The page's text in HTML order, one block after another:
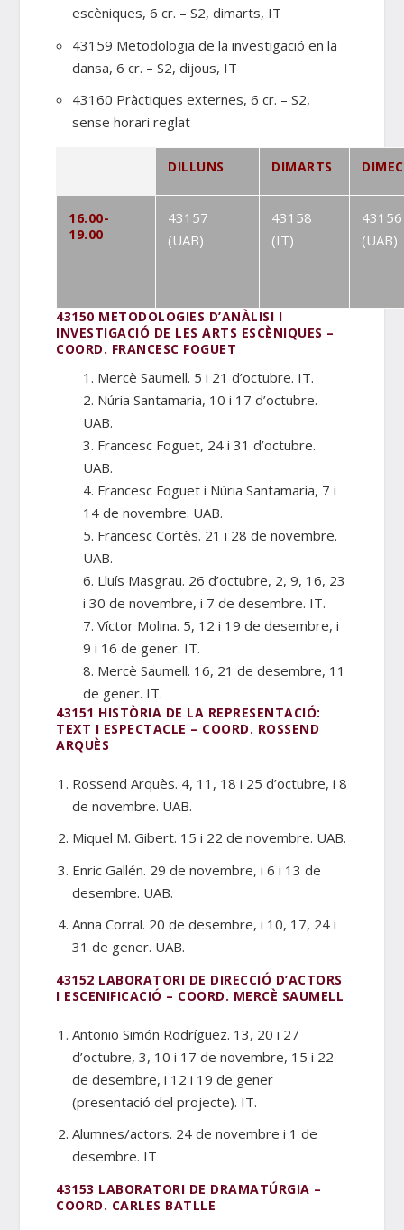
escèniques, 6 cr. – S2, dimarts, IT
43159 Metodologia de la investigació en la
dansa, 6 cr. – S2, dijous, IT
43160 Pràctiques externes, 6 cr. – S2,
sense horari reglat
DILLUNS DIMARTS
16.00-
19.00
43157
(UAB)
43158
(IT)
43156
(UAB)
43150 METODOLOGIES D’ANÀLISI I
INVESTIGACIÓ DE LES ARTS ESCÈNIQUES –
COORD. FRANCESC FOGUET
1. Mercè Saumell. 5 i 21 d’octubre. IT.
2. Núria Santamaria, 10 i 17 d’octubre.
UAB.
3. Francesc Foguet, 24 i 31 d’octubre.
UAB.
4. Francesc Foguet i Núria Santamaria, 7 i
14 de novembre. UAB.
5. Francesc Cortès. 21 i 28 de novembre.
UAB.
6. Lluís Masgrau. 26 d’octubre, 2, 9, 16, 23
i 30 de novembre, i 7 de desembre. IT.
7. Víctor Molina. 5, 12 i 19 de desembre, i
9 i 16 de gener. IT.
8. Mercè Saumell. 16, 21 de desembre, 11
de gener. IT.
43151 HISTÒRIA DE LA REPRESENTACIÓ:
TEXT I ESPECTACLE – COORD. ROSSEND
ARQUÈS
Rossend Arquès. 4, 11, 18 i 25 d’octubre, i 8
de novembre. UAB.
Miquel M. Gibert. 15 i 22 de novembre. UAB.
Enric Gallén. 29 de novembre, i 6 i 13 de
desembre. UAB.
Anna Corral. 20 de desembre, i 10, 17, 24 i
31 de gener. UAB.
43152 LABORATORI DE DIRECCIÓ D’ACTORS
I ESCENIFICACIÓ – COORD. MERCÈ SAUMELL
Antonio Simón Rodríguez. 13, 20 i 27
d’octubre, 3, 10 i 17 de novembre, 15 i 22
de desembre, i 12 i 19 de gener
(presentació del projecte). IT.
Alumnes/actors. 24 de novembre i 1 de
desembre. IT
43153 LABORATORI DE DRAMATÚRGIA –
COORD. CARLES BATLLE